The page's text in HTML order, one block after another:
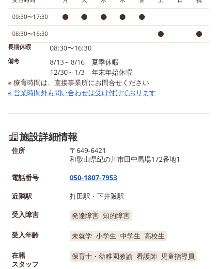
ながら行動していました🚥🚨
暑い日の水遊びはとても気持
♪♪
09:30〜17:30
08:30〜16:30
長期休暇
08:30〜16:30
備考
8/13～8/16 夏季休暇
12/30～1/3 年末年始休暇
※ 療育時間は、直接事業所にお問合せください
※ 営業時間外も問い合わせは受け付けております
施設詳細情報
住所
〒649-6421
和歌山県紀の川市田中馬場172番地1
電話番号
050-1807-7953
近隣駅
打田駅・下井阪駅
受入障害
発達障害 知的障害
受入年齢 未就学 小学生 中学生 高校生
在籍
スタッフ
保育士・幼稚園教諭 看護師 児童指導員